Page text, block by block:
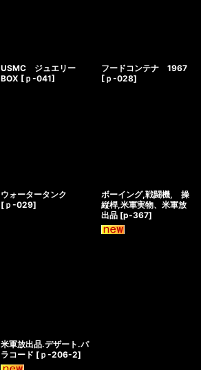
USMC ジュエリー
BOX [ｐ-041]
フードコンテナ 1967
[ｐ-028]
ウォータータンク
[ｐ-029]
ボーイング,戦闘機, 操
縦桿,米軍実物、米軍放
出品 [p-367]
米軍放出品.デザート.パ
ラコード [ｐ-206-2]